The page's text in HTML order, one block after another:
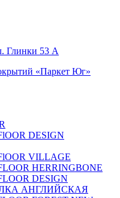
Глинки 53 А
DESIGN
VILLAGE
HERRINGBONE
DESIGN
АНГЛИЙСКАЯ